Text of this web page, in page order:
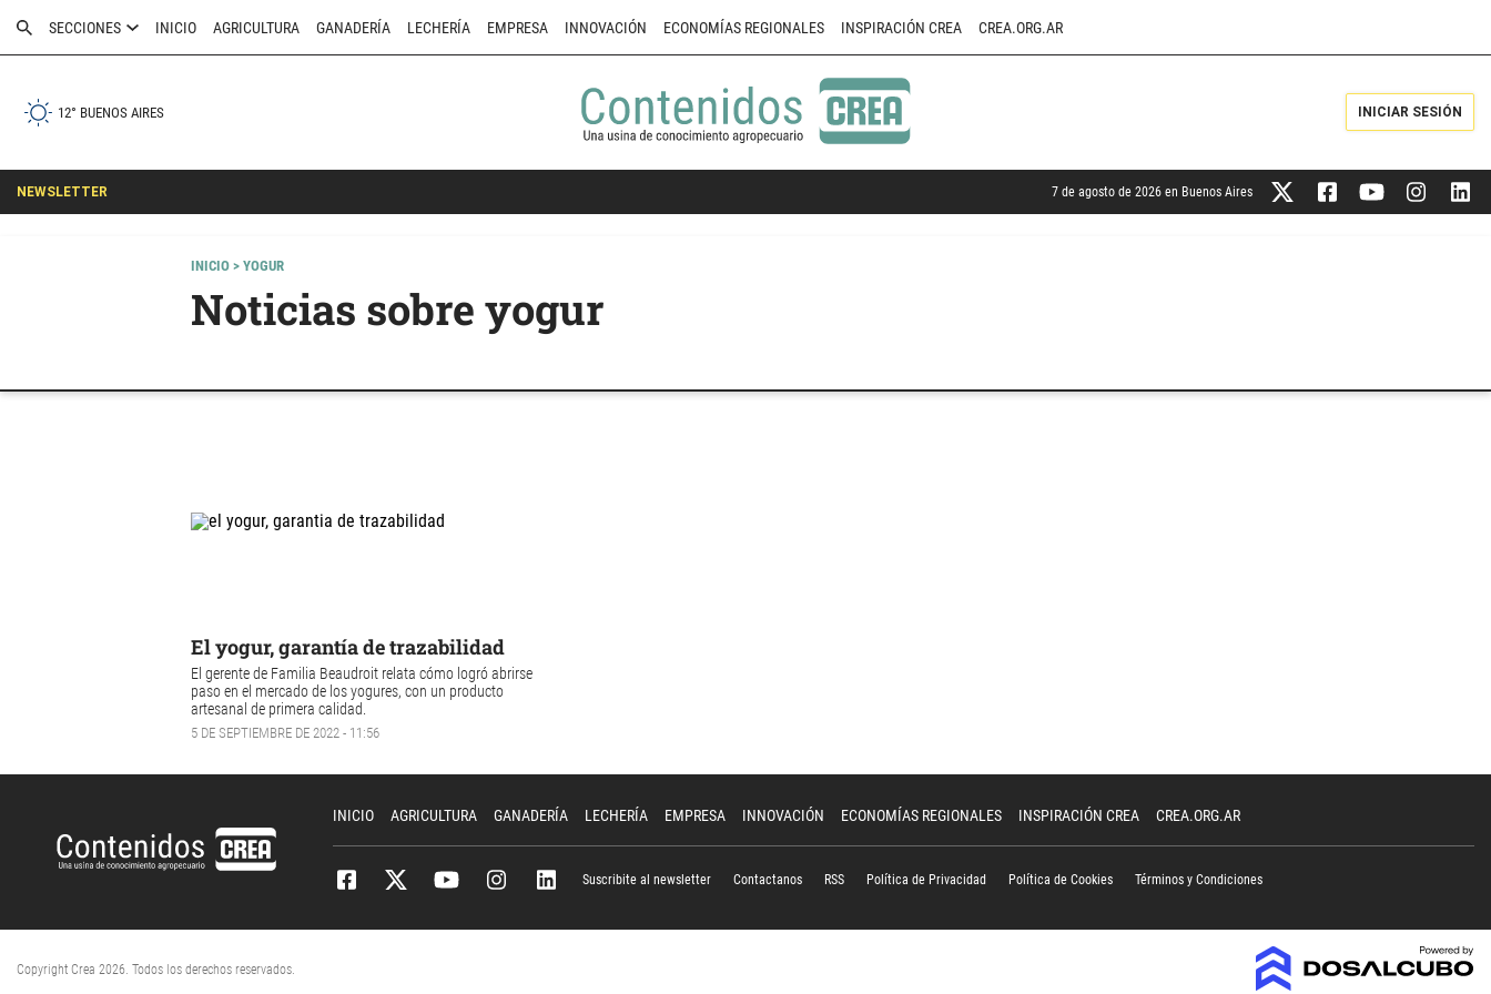
SECCIONES INICIO AGRICULTURA GANADERÍA LECHERÍA EMPRESA INNOVACIÓN ECONOMÍAS REGIONALES INSPIRACIÓN CREA CREA.ORG.AR
12° BUENOS AIRES INICIAR SESIÓN
NEWSLETTER 7 de agosto de 2026 en Buenos Aires
INICIO > YOGUR
Noticias sobre yogur
El yogur, garantía de trazabilidad
El gerente de Familia Beaudroit relata cómo logró abrirse
paso en el mercado de los yogures, con un producto
artesanal de primera calidad.
5 DE SEPTIEMBRE DE 2022 - 11:56
INICIO AGRICULTURA GANADERÍA LECHERÍA EMPRESA INNOVACIÓN ECONOMÍAS REGIONALES INSPIRACIÓN CREA CREA.ORG.AR
Suscribite al newsletter Contactanos RSS Política de Privacidad Política de Cookies Términos y Condiciones
Copyright Crea 2026. Todos los derechos reservados.